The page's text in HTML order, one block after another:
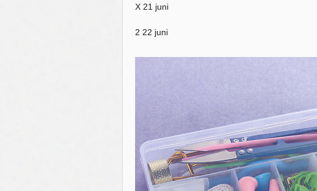
X 21 juni
2 22 juni